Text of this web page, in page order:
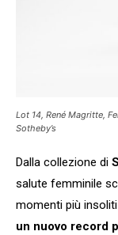
Lot 14, René Magritte,
Sotheby’s
Dalla collezione di
salute femminile
momenti più
un nuovo record